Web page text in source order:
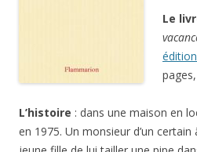
Le
L’histoire : dans une maison en
en 1975. Un monsieur d’un